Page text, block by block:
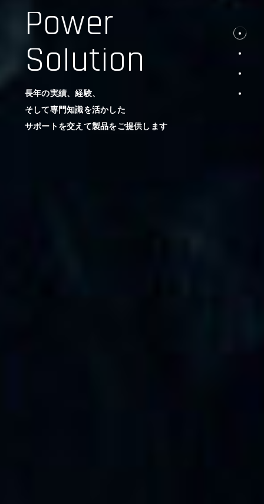
Power
Solution
長年の実績、経験、
そして専門知識を活かした
サポートを交えて製品をご提供します